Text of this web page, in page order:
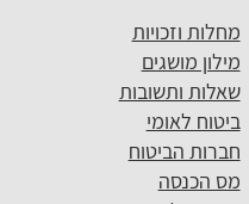
מחלות וזכויות
מילון מושגים
שאלות ותשובות
ביטוח לאומי
חברות הביטוח
מס הכנסה